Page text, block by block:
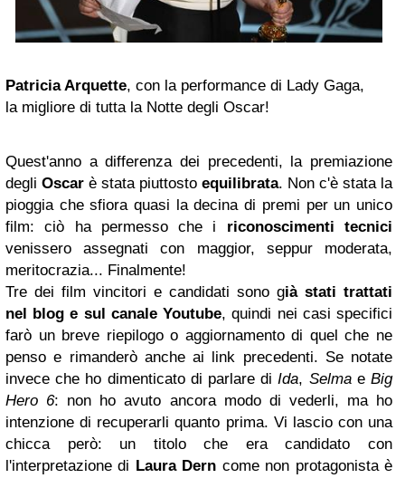
Patricia Arquette, con la performance di Lady Gaga,
la migliore di tutta la Notte degli Oscar!
Quest'anno a differenza dei precedenti, la premiazione
degli Oscar è stata piuttosto equilibrata. Non c'è stata la
pioggia che sfiora quasi la decina di premi per un unico
film: ciò ha permesso che i riconoscimenti tecnici
venissero assegnati con maggior, seppur moderata,
meritocrazia... Finalmente!
Tre dei film vincitori e candidati sono già stati trattati
nel blog e sul canale Youtube, quindi nei casi specifici
farò un breve riepilogo o aggiornamento di quel che ne
penso e rimanderò anche ai link precedenti. Se notate
invece che ho dimenticato di parlare diIda, Selma eBig
Hero 6: non ho avuto ancora modo di vederli, ma ho
intenzione di recuperarli quanto prima. Vi lascio con una
chicca però: un titolo che era candidato con
l'interpretazione di Laura Dern come non protagonista è